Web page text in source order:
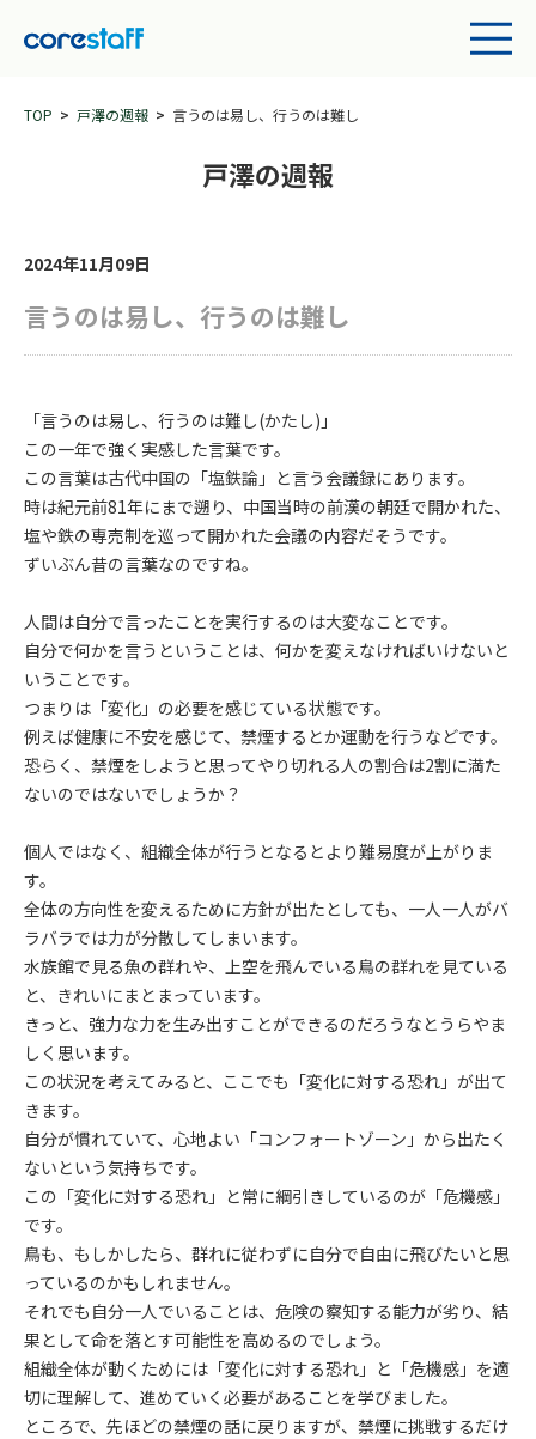
TOP 戸澤の週報 言うのは易し、行うのは難し
戸澤の週報
2024年11月09日
言うのは易し、行うのは難し
「言うのは易し、行うのは難し(かたし)」
この一年で強く実感した言葉です。
この言葉は古代中国の「塩鉄論」と言う会議録にあります。
時は紀元前81年にまで遡り、中国当時の前漢の朝廷で開かれた、
塩や鉄の専売制を巡って開かれた会議の内容だそうです。
ずいぶん昔の言葉なのですね。
人間は自分で言ったことを実行するのは大変なことです。
自分で何かを言うということは、何かを変えなければいけないと
いうことです。
つまりは「変化」の必要を感じている状態です。
例えば健康に不安を感じて、禁煙するとか運動を行うなどです。
恐らく、禁煙をしようと思ってやり切れる人の割合は2割に満た
ないのではないでしょうか？
個人ではなく、組織全体が行うとなるとより難易度が上がりま
す。
全体の方向性を変えるために方針が出たとしても、一人一人がバ
ラバラでは力が分散してしまいます。
水族館で見る魚の群れや、上空を飛んでいる鳥の群れを見ている
と、きれいにまとまっています。
きっと、強力な力を生み出すことができるのだろうなとうらやま
しく思います。
この状況を考えてみると、ここでも「変化に対する恐れ」が出て
きます。
自分が慣れていて、心地よい「コンフォートゾーン」から出たく
ないという気持ちです。
この「変化に対する恐れ」と常に綱引きしているのが「危機感」
です。
鳥も、もしかしたら、群れに従わずに自分で自由に飛びたいと思
っているのかもしれません。
それでも自分一人でいることは、危険の察知する能力が劣り、結
果として命を落とす可能性を高めるのでしょう。
組織全体が動くためには「変化に対する恐れ」と「危機感」を適
切に理解して、進めていく必要があることを学びました。
ところで、先ほどの禁煙の話に戻りますが、禁煙に挑戦するだけ